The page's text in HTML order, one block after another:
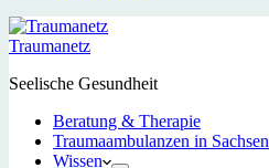
Traumanetz
Seelische Gesundheit
Beratung & Therapie
Traumaambulanzen in Sachsen
Wissen